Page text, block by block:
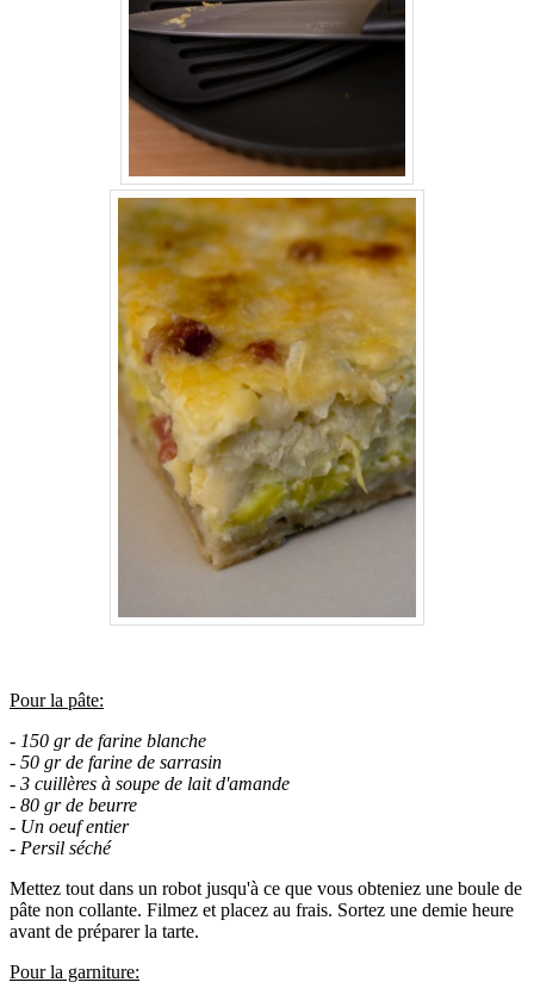
Pour la pâte:
- 150 gr de farine blanche
- 50 gr de farine de sarrasin
- 3 cuillères à soupe de lait d'amande
- 80 gr de beurre
- Un oeuf entier
- Persil séché
Mettez tout dans un robot jusqu'à ce que vous obteniez une boule de
pâte non collante. Filmez et placez au frais. Sortez une demie heure
avant de préparer la tarte.
Pour la garniture: